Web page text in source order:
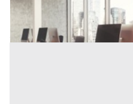
Novara
Asta chiusa